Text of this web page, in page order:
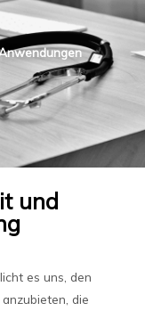
und
es uns, den
die